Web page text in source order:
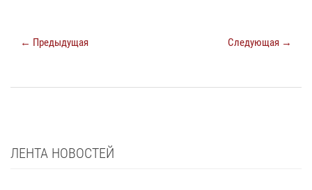
← Предыдущая Следующая →
ЛЕНТА НОВОСТЕЙ